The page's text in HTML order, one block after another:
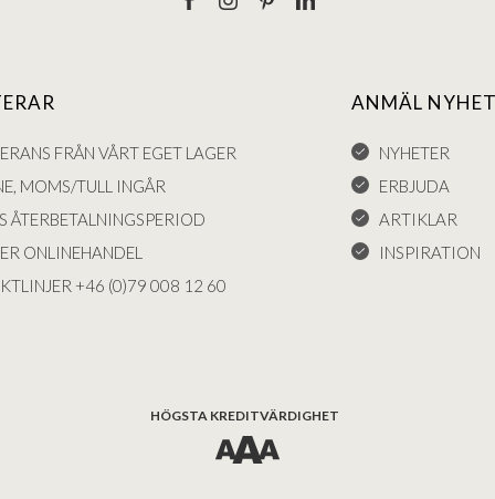
FRÅN VÅRT EGET LAGER
MOMS/TULL INGÅR
ÅTERBETALNINGSPERIOD
ONLINEHANDEL
+46 (0)79 008 12 60
ANMÄL
NYHETER
ERBJUDA
ARTIKLAR
INSPIRATION
HÖGSTA KREDITVÄRDIGHET